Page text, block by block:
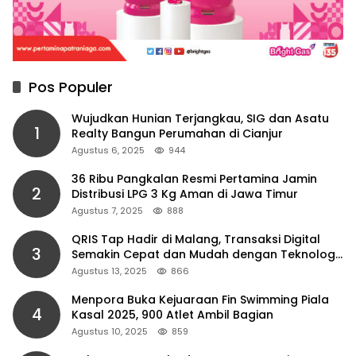
Pos Populer
1
Wujudkan Hunian Terjangkau, SIG dan Asatu
Realty Bangun Perumahan di Cianjur
Agustus 6, 2025 944
2
36 Ribu Pangkalan Resmi Pertamina Jamin
Distribusi LPG 3 Kg Aman di Jawa Timur
Agustus 7, 2025 888
3
QRIS Tap Hadir di Malang, Transaksi Digital
Semakin Cepat dan Mudah dengan Teknologi
NFC
Agustus 13, 2025 866
4
Menpora Buka Kejuaraan Fin Swimming Piala
Kasal 2025, 900 Atlet Ambil Bagian
Agustus 10, 2025 859